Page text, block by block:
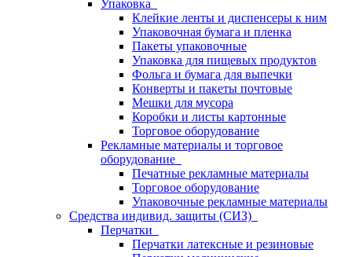
Упаковка
Клейкие ленты и диспенсеры к ним
Упаковочная бумага и пленка
Пакеты упаковочные
Упаковка для пищевых продуктов
Фольга и бумага для выпечки
Конверты и пакеты почтовые
Мешки для мусора
Коробки и листы картонные
Торговое оборудование
Рекламные материалы и торговое
оборудование
Печатные рекламные материалы
Торговое оборудование
Упаковочные рекламные материалы
Средства индивид. защиты (СИЗ)
Перчатки
Перчатки латексные и резиновые